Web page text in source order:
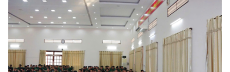
ban hành nhiều chính sách ưu đãi, trong đó có chính sách ưu
tiên cộng điểm cho con của sĩ quan quan đội, con của quân
nhân chuyên nghiệp...khi đi học. Đây là một chủ trương nhân
văn, thể hiện chính sách “đền ơn đáp nghĩa”, “uống nước nhớ
nguồn” của Đảng và Nhà nước đối với những người phục vụ
trong lực lượng vũ trang.